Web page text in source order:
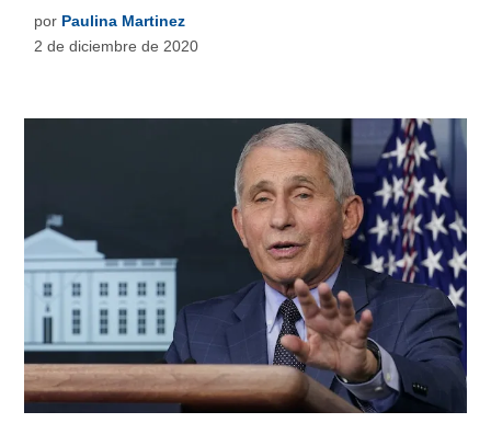
por Paulina Martinez
2 de diciembre de 2020